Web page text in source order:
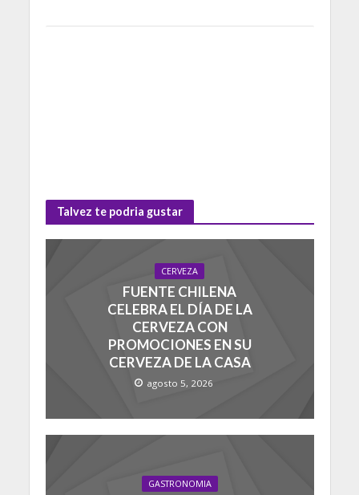
Talvez te podria gustar
CERVEZA
FUENTE CHILENA
CELEBRA EL DÍA DE LA
CERVEZA CON
PROMOCIONES EN SU
CERVEZA DE LA CASA
agosto 5, 2026
GASTRONOMIA